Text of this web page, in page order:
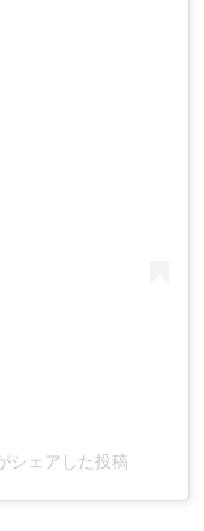
シェアした投稿